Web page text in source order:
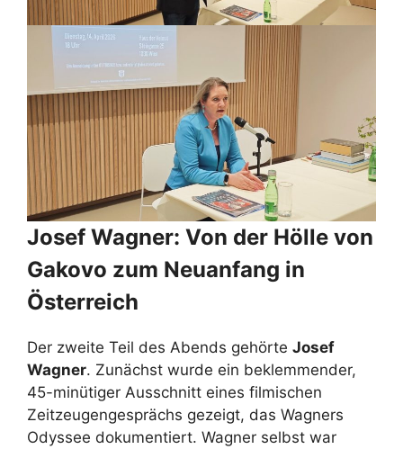
Josef Wagner: Von der Hölle von
Gakovo zum Neuanfang in
Österreich
Der zweite Teil des Abends gehörte Josef
Wagner. Zunächst wurde ein beklemmender,
45-minütiger Ausschnitt eines filmischen
Zeitzeugengesprächs gezeigt, das Wagners
Odyssee dokumentiert. Wagner selbst war